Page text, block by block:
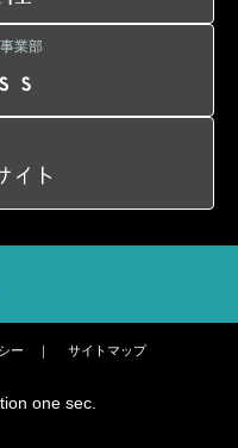
業部
ー ｜ サイトマップ
one sec.